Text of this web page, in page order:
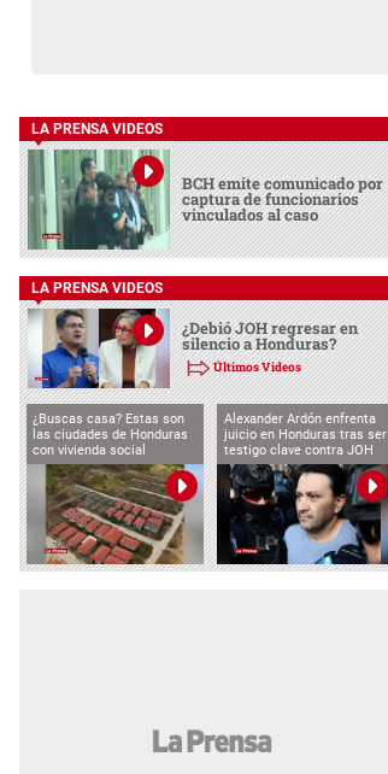
LA PRENSA VIDEOS
BCH emite comunicado por
captura de funcionarios
vinculados al caso
LA PRENSA VIDEOS
¿Debió JOH regresar en
silencio a Honduras?
Últimos Videos
¿Buscas casa? Estas son
las ciudades de Honduras
con vivienda social
Alexander Ardón enfrenta
juicio en Honduras tras ser
testigo clave contra JOH